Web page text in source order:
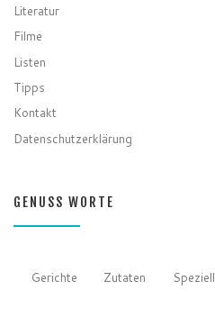
Literatur
Filme
Listen
Tipps
Kontakt
Datenschutzerklärung
GENUSS WORTE
Gerichte Zutaten Speziell